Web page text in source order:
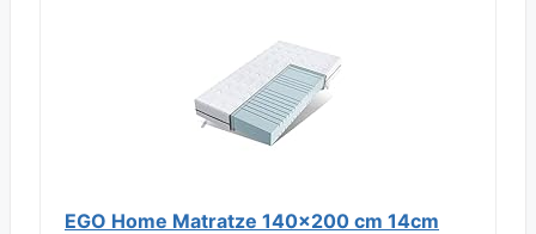
EGO Home Matratze 140x200 cm 14cm